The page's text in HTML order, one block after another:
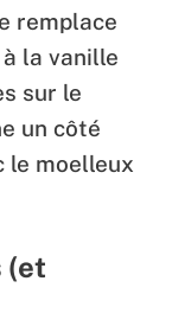
remplace
la vanille
sur le
un côté
le moelleux
(et